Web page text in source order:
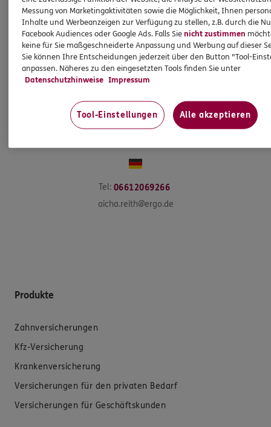
Reith
Tel: 06612069266
aicha.reith@ergo.de
Produkte
Zahnversicherungen
Kfz-Versicherung
Krankenversicherung
Versicherungen für den privaten Bedarf
Versicherungen für Geschäftskunden
Messung von Marketingaktivitäten sowie die Möglichkeit, Ihnen
Inhalte und Werbeanzeigen zur Verfügung zu stellen, z.B. durch die
Facebook Audiences oder Google Ads. Falls Sienicht zustimmen
keine für Sie maßgeschneiderte Anpassung und Werbung auf dieser
Sie können Ihre Entscheidungen jederzeit über den Button "Tool-
anpassen. Näheres zu den eingesetzten Tools finden Sie unter
Datenschutzhinweise Impressum
Tool-Einstellungen Alle akzeptieren